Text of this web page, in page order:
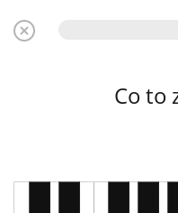
Co to